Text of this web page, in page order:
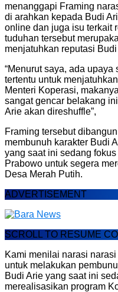
menanggapi Framing
di arahkan kepada Budi
online dan juga isu terkait
tuduhan tersebut
menjatuhkan reputasi
“Menurut saya, ada
tertentu untuk
Menteri Koperasi,
sangat gencar belakang
Arie akan direshuffle”,
Framing tersebut
membunuh karakter Budi
yang saat ini sedang
Prabowo untuk segera
Desa Merah Putih.
ADVERTISEMENT
SCROLL TO RESUME
Kami menilai narasi
untuk melakukan
Budi Arie yang saat ini
merealisasikan program